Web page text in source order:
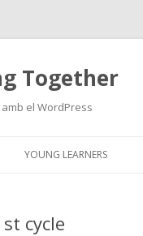
Together
el WordPress
YOUNG LEARNERS
cycle